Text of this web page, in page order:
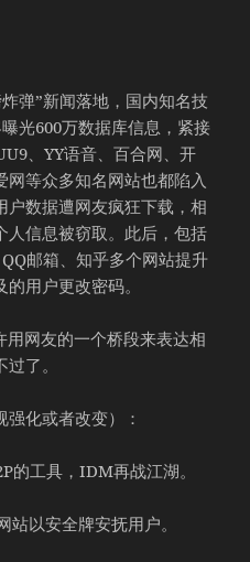
弹”新闻落地，国内知名技
光600万数据库信息，紧接
、YY语音、百合网、开
等众多知名网站也都陷入
户数据遭网友疯狂下载，相
人信息被窃取。此后，包括
邮箱、知乎多个网站提升
用户更改密码。
用网友的一个桥段来表达相
了。
化或者改变）：
的工具，IDM再战江湖。
站以安全牌安抚用户。